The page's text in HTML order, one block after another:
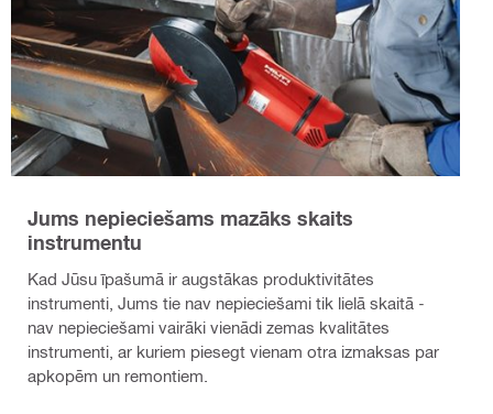
Jums nepieciešams mazāks skaits
instrumentu
Kad Jūsu īpašumā ir augstākas produktivitātes
instrumenti, Jums tie nav nepieciešami tik lielā skaitā -
nav nepieciešami vairāki vienādi zemas kvalitātes
instrumenti, ar kuriem piesegt vienam otra izmaksas par
apkopēm un remontiem.